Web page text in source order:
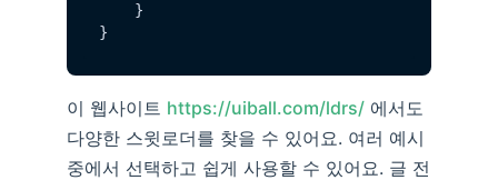
    }
이 웹사이트 https://uiball.com/ldrs/ 에서도
다양한 스윗로더를 찾을 수 있어요. 여러 예시
중에서 선택하고 쉽게 사용할 수 있어요. 글 전